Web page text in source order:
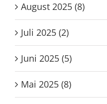
August 2025 (8)
Juli 2025 (2)
Juni 2025 (5)
Mai 2025 (8)